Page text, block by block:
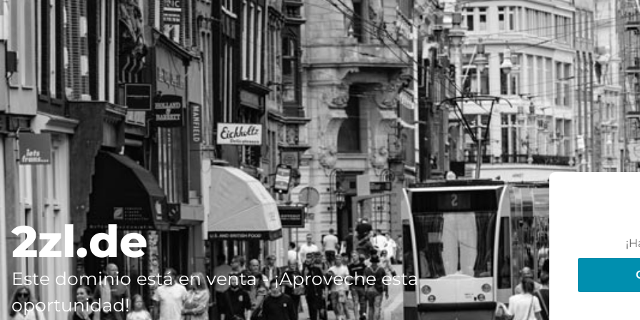
2zl.de
Este dominio está en venta - ¡Aproveche esta
oportunidad!